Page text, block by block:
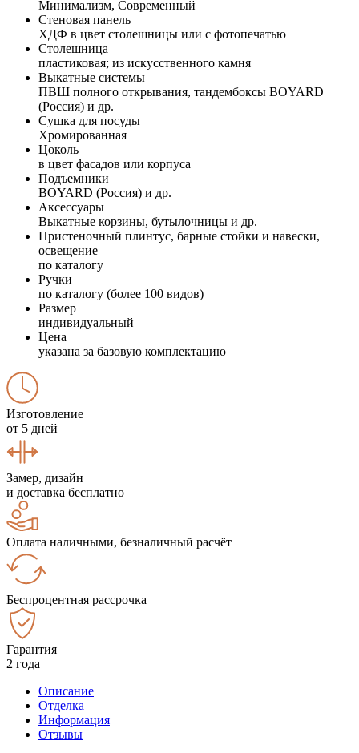
Минимализм, Современный
Стеновая панель
ХДФ в цвет столешницы или с фотопечатью
Столешница
пластиковая; из искусственного камня
Выкатные системы
ПВШ полного открывания, тандембоксы BOYARD
(Россия) и др.
Сушка для посуды
Хромированная
Цоколь
в цвет фасадов или корпуса
Подъемники
BOYARD (Россия) и др.
Аксессуары
Выкатные корзины, бутылочницы и др.
Пристеночный плинтус, барные стойки и навески,
освещение
по каталогу
Ручки
по каталогу (более 100 видов)
Размер
индивидуальный
Цена
указана за базовую комплектацию
Изготовление
от 5 дней
Замер, дизайн
и доставка бесплатно
Оплата наличными, безналичный расчёт
Беспроцентная рассрочка
Гарантия
2 года
Описание
Отделка
Информация
Отзывы